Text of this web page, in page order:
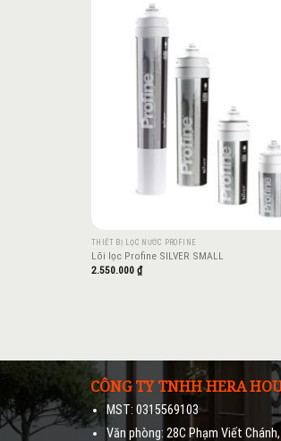
THIẾT BỊ LỌC NƯỚC PROFINE
Lõi lọc Profine SILVER SMALL
2.550.000 ₫
CÔNG TY TNHH HERA
MST: 0315569103
Văn phòng: 28C Phạm Viết